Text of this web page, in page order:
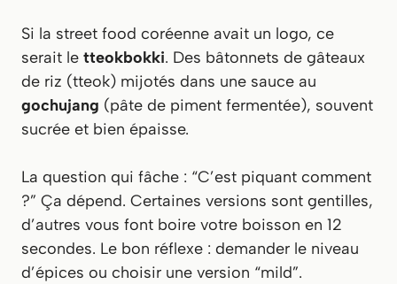
Si la street food coréenne avait un logo, ce
serait le tteokbokki. Des bâtonnets de gâteaux
de riz (tteok) mijotés dans une sauce au
gochujang (pâte de piment fermentée), souvent
sucrée et bien épaisse.
La question qui fâche : “C’est piquant comment
?” Ça dépend. Certaines versions sont gentilles,
d’autres vous font boire votre boisson en 12
secondes. Le bon réflexe : demander le niveau
d’épices ou choisir une version “mild”.